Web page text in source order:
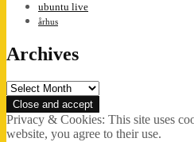
ubuntu live
århus
Archives
Archives
Privacy & Cookies: This site uses
website, you agree to their use.